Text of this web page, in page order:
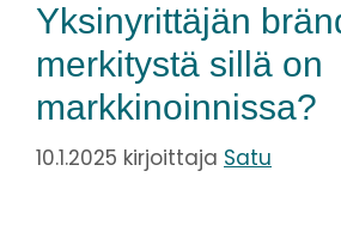
Yksinyrittäjän
merkitystä sillä on
markkinoinnissa?
10.1.2025 kirjoittaja Satu